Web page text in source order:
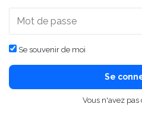
Se souvenir de moi
Se
Vous n'avez pas